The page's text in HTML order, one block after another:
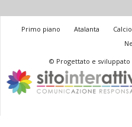
Primo piano Atalanta Calcio
© Progettato e